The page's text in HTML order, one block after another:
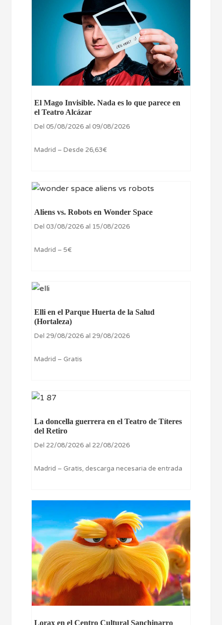
El Mago Invisible. Nada es lo que parece en
el Teatro Alcázar
Del 05/08/2026 al 09/08/2026
Madrid – Desde 26,63€
Aliens vs. Robots en Wonder Space
Del 03/08/2026 al 15/08/2026
Madrid – 5€
Elli en el Parque Huerta de la Salud
(Hortaleza)
Del 29/08/2026 al 29/08/2026
Madrid – Gratis
La doncella guerrera en el Teatro de Títeres
del Retiro
Del 22/08/2026 al 22/08/2026
Madrid – Gratis, descarga necesaria de entrada
Lorax en el Centro Cultural Sanchinarro